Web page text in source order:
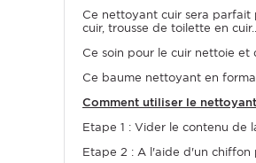
Ce nettoyant cuir sera parfait
cuir, trousse de toilette en
Ce soin pour le cuir nettoie
Ce baume nettoyant en
Comment utiliser le
Etape 1 : Vider le contenu de
Etape 2 : A l'aide d'un chiffon